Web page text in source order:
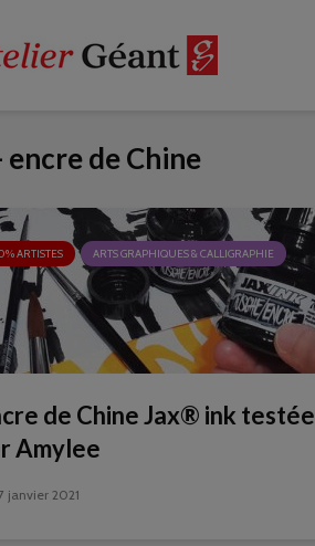
encre de Chine
ARTISTES ARTS GRAPHIQUES & CALLIGRAPHIE
de Chine Jax® ink testée
Amylee
janvier 2021